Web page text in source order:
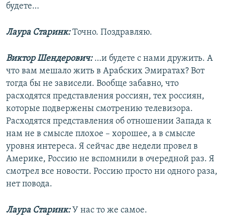
будете…
Лаура Старинк:Точно. Поздравляю.
Виктор Шендерович: …и будете с нами дружить. А
что вам мешало жить в Арабских Эмиратах? Вот
тогда бы не зависели. Вообще забавно, что
расходятся представления россиян, тех россиян,
которые подвержены смотрению телевизора.
Расходятся представления об отношении Запада к
нам не в смысле плохое – хорошее, а в смысле
уровня интереса. Я сейчас две недели провел в
Америке, Россию не вспомнили в очередной раз. Я
смотрел все новости. Россию просто ни одного раза,
нет повода.
Лаура Старинк: У нас то же самое.